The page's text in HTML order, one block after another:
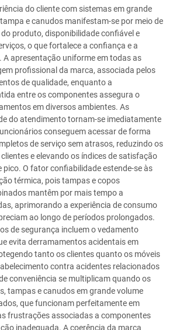
do cliente com sistemas em grande
e canudos manifestam-se por meio de
produto, disponibilidade confiável e
o que fortalece a confiança e a
A apresentação uniforme em todas as
profissional da marca, associada pelos
de qualidade, enquanto a
entre os componentes assegura o
em diversos ambientes. As
do atendimento tornam-se imediatamente
conseguem acessar de forma
de serviço sem atrasos, reduzindo os
e elevando os índices de satisfação
O fator confiabilidade estende-se às
térmica, pois tampas e copos
mantêm por mais tempo a
aprimorando a experiência de consumo
ao longo de períodos prolongados.
de segurança incluem o vedamento
evita derramamentos acidentais em
tanto os clientes quanto os móveis
contra acidentes relacionados
conveniência se multiplicam quando os
tampas e canudos em grande volume
que funcionam perfeitamente em
frustrações associadas a componentes
inadequada. A coerência da marca